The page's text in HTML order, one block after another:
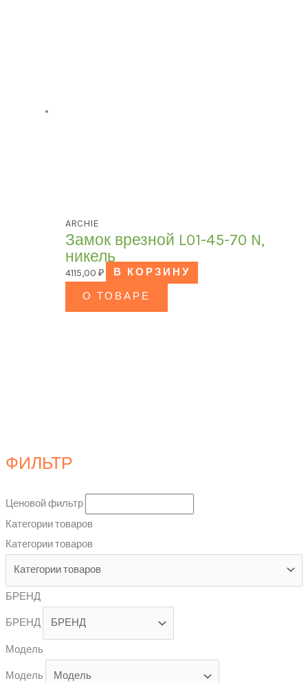
ФИЛЬТР
Ценовой фильтр
Категории товаров
Категории товаров
БРЕНД
БРЕНД
Модель
Модель
ARCHIE
Замок врезной L01-45-70 N,
никель
4115,00₽
В КОРЗИНУ
О ТОВАРЕ